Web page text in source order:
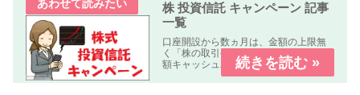
株 投資信託 キャンペーン 記事
一覧
口座開設から数ヵ月は、金額の上限無
く「株の取引手数料が無料」又は「全
額キャッシュバック」のキャンペーン
中心に掲載しています。